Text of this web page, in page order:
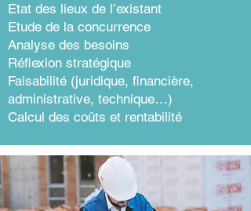
Etat des lieux de l’existant
Etude de la concurrence
Analyse des besoins
Réflexion stratégique
Faisabilité (juridique, financière,
administrative, technique…)
Calcul des coûts et rentabilité